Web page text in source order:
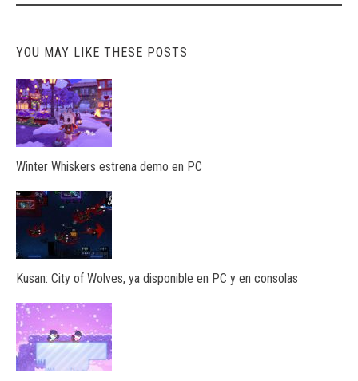
YOU MAY LIKE THESE POSTS
Winter Whiskers estrena demo en PC
Kusan: City of Wolves, ya disponible en PC y en consolas